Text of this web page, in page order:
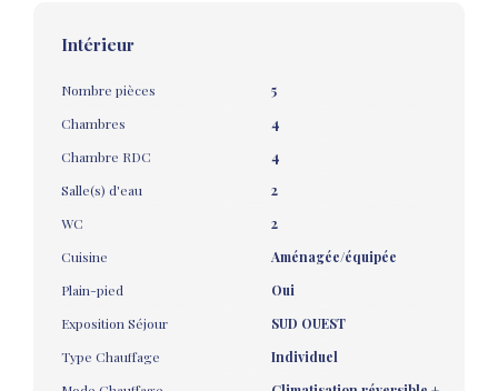
Intérieur
Nombre pièces
5
Chambres
4
Chambre RDC
4
Salle(s) d'eau
2
WC
2
Cuisine
Aménagée/équipée
Plain-pied
Oui
Exposition Séjour
SUD OUEST
Type Chauffage
Individuel